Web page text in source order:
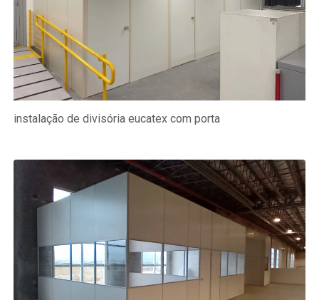
instalação de divisória eucatex com porta